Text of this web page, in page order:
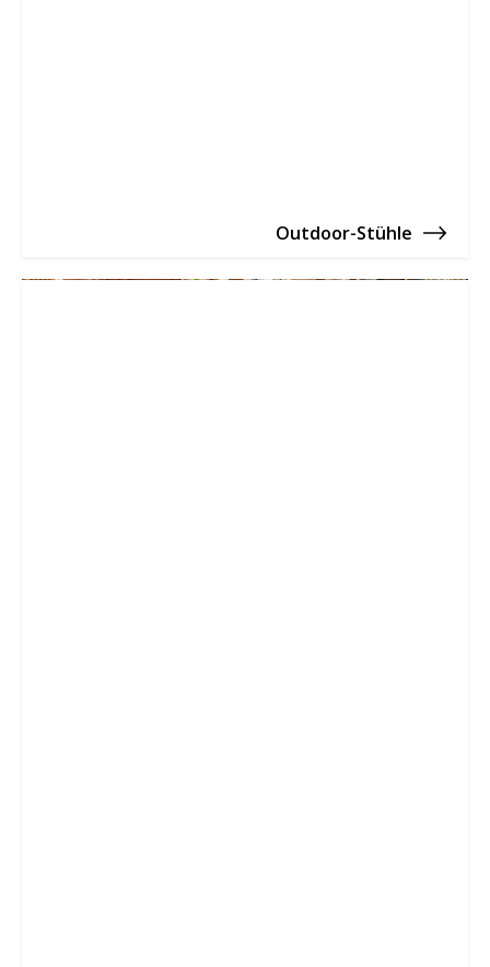
Outdoor-Stühle